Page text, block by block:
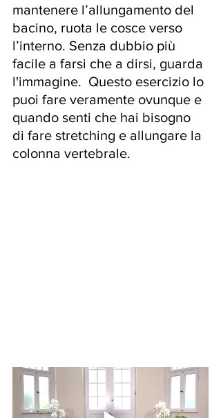
mantenere l’allungamento del
bacino, ruota le cosce verso
l’interno. Senza dubbio più
facile a farsi che a dirsi, guarda
l'immagine.  Questo esercizio lo
puoi fare veramente ovunque e
quando senti che hai bisogno
di fare stretching e allungare la
colonna vertebrale.